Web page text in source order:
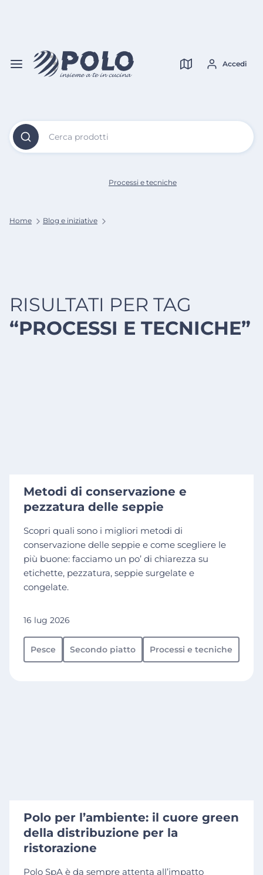
Cerca prodotti
Accedi
Home Blog e iniziative
Processi e tecniche
RISULTATI PER TAG
“PROCESSI E TECNICHE”
Metodi di conservazione e
pezzatura delle seppie
Scopri quali sono i migliori metodi di
conservazione delle seppie e come scegliere le
più buone: facciamo un po’ di chiarezza su
etichette, pezzatura, seppie surgelate e
congelate.
16 lug 2026
Pesce Secondo piatto Processi e tecniche
Polo per l’ambiente: il cuore green
della distribuzione per la
ristorazione
Polo SpA è da sempre attenta all’impatto